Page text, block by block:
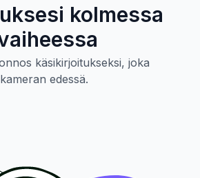
kolmessa
käsikirjoitukseksi, joka
edessä.